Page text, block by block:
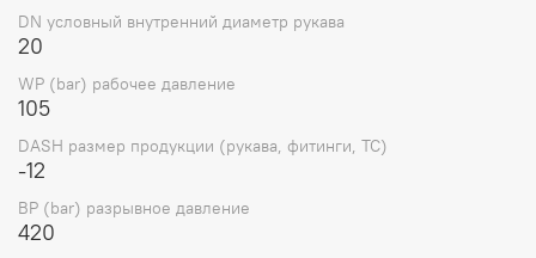
DN условный внутренний диаметр рукава
20
WP (bar) рабочее давление
105
DASH размер продукции (рукава, фитинги, TC)
-12
BP (bar) разрывное давление
420